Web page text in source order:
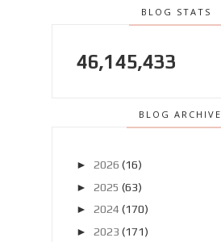
BLOG STATS
46,145,433
BLOG ARCHIVE
► 2026 (16)
► 2025 (63)
► 2024 (170)
► 2023 (171)